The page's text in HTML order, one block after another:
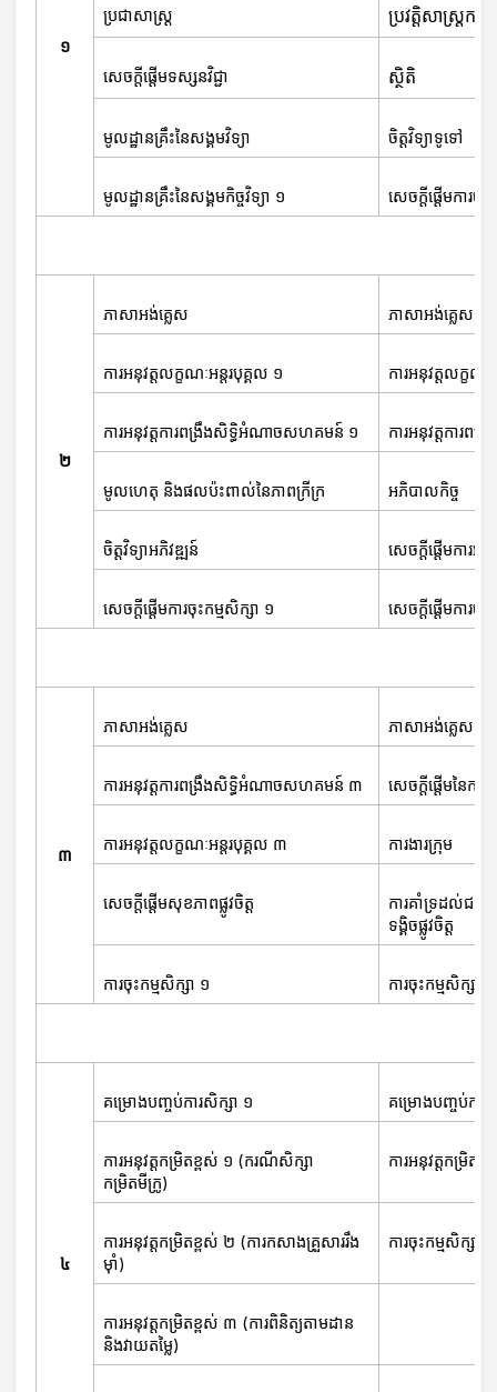
១
ប្រជាសាស្ដ្រ ប្រវត្តិសាស្ត្រកម្ពុ
សេចក្ដីផ្ដើមទស្សនវិជ្ជា ស្ថិតិ
មូលដ្ឋានគ្រឹះនៃសង្គមវិទ្យា ចិត្តវិទ្យាទូទៅ
មូលដ្ឋានគ្រឹះនៃសង្គមកិច្ចវិទ្យា ១ សេចក្ដីផ្ដើមការចុ
២
ភាសាអង់គ្លេស ភាសាអង់គ្លេស
ការអនុវត្តលក្ខណៈអន្តរបុគ្គល ១ ការអនុវត្តលក្ខណ
ការអនុវត្តការពង្រឹងសិទ្ធិអំណាចសហគមន៍ ១ ការអនុវត្តការ
មូលហេតុ និងផលប៉ះពាល់នៃភាពក្រីក្រ អភិបាលកិច្ច
ចិត្តវិទ្យាអភិវឌ្ឍន៍ សេចក្ដីផ្ដើមការអភិ
សេចក្ដីផ្ដើមការចុះកម្មសិក្សា ១ សេចក្ដីផ្ដើមការចុ
៣
ភាសាអង់គ្លេស ភាសាអង់គ្លេស
ការអនុវត្តការពង្រឹងសិទ្ធិអំណាចសហគមន៍ ៣ សេចក្ដីផ្ដើមនៃការ
ការអនុវត្តលក្ខណៈអន្តរបុគ្គល ៣ ការងារក្រុម
សេចក្ដីផ្ដើមសុខភាពផ្លូវចិត្ត
ការគាំទ្រដល់ជន
ទង្គិចផ្លូវចិត្ត
ការចុះកម្មសិក្សា ១ ការចុះកម្មសិក្សា ២
៤
គម្រោងបញ្ចប់ការសិក្សា ១ គម្រោងបញ្ចប់កា
ការអនុវត្តកម្រិតខ្ពស់ ១ (ករណីសិក្សា
កម្រិតមីក្រូ)
ការអនុវត្តកម្រិតខ្
ការអនុវត្តកម្រិតខ្ពស់ ២ (ការកសាងគ្រួសាររឹង
ម៉ាំ)
ការចុះកម្មសិក្សា
ការអនុវត្តកម្រិតខ្ពស់ ៣ (ការពិនិត្យតាមដាន
និងវាយតម្លៃ)